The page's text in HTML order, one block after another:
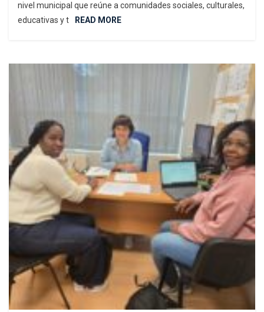
nivel municipal que reúne a comunidades sociales, culturales,
educativas y t
READ MORE